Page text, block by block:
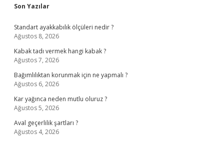
Sidebar
Son Yazılar
Standart ayakkabılık ölçüleri nedir ?
Ağustos 8, 2026
Kabak tadı vermek hangi kabak ?
Ağustos 7, 2026
Bağımlılıktan korunmak için ne yapmalı ?
Ağustos 6, 2026
Kar yağınca neden mutlu oluruz ?
Ağustos 5, 2026
Aval geçerlilik şartları ?
Ağustos 4, 2026